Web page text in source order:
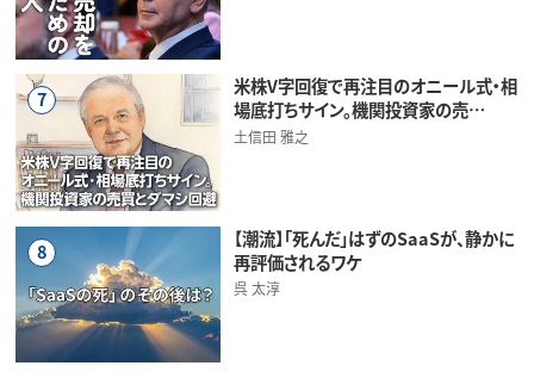
7
米株V字回復で再注目のオニール式・相
場底打ちサイン。機関投資家の売…
土信田 雅之
8
【潮流】「死んだ」はずのSaaSが、静かに
再評価されるワケ
呉 太淳